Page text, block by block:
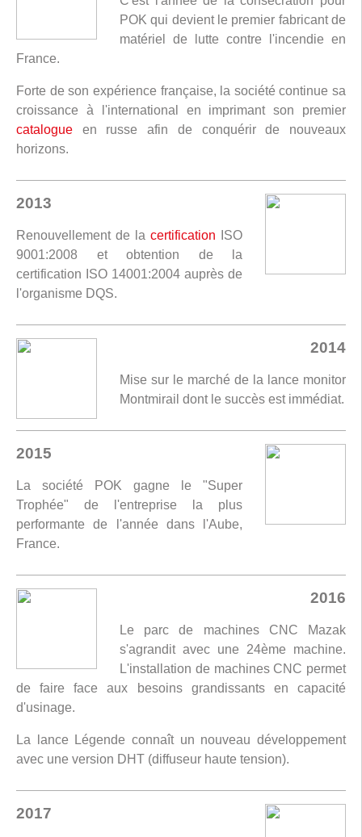
POK qui devient le premier fabricant de
matériel de lutte contre l'incendie en
France.
Forte de son expérience française, la société continue sa
croissance à l'international en imprimant son premier
catalogue en russe afin de conquérir de nouveaux
horizons.
2013
Renouvellement de la certification ISO
9001:2008 et obtention de la
certification ISO 14001:2004 auprès de
l'organisme DQS.
2014
Mise sur le marché de la lance monitor
Montmirail dont le succès est immédiat.
2015
La société POK gagne le "Super
Trophée" de l'entreprise la plus
performante de l'année dans l'Aube,
France.
2016
Le parc de machines CNC Mazak
s'agrandit avec une 24ème machine.
L'installation de machines CNC permet
de faire face aux besoins grandissants en capacité
d'usinage.
La lance Légende connaît un nouveau développement
avec une version DHT (diffuseur haute tension).
2017